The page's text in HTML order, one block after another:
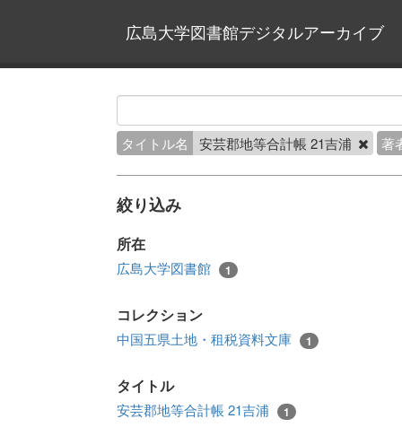
広島大学図書館デジタルアーカイブ
タイトル名 安芸郡地等合計帳 21吉浦 著
絞り込み
所在
広島大学図書館 1
コレクション
中国五県土地・租税資料文庫 1
タイトル
安芸郡地等合計帳 21吉浦 1